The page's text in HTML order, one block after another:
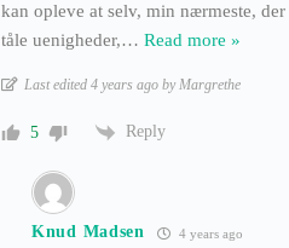
kan opleve at selv, min nærmeste,
tåle uenigheder,… Read more »
Last edited 4 years ago by Margrethe
5 Reply
Knud Madsen 4 years ago